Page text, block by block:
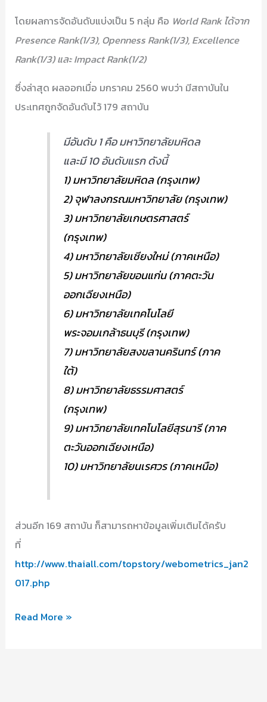
โดยผลการจัดอันดับแบ่งเป็น 5 กลุ่ม คือ World Rank ได้จาก
Presence Rank(1/3), Openness Rank(1/3), Excellence
Rank(1/3) และ Impact Rank(1/2)
ซึ่งล่าสุด ผลออกเมื่อ มกราคม 2560 พบว่า มีสถาบันใน
ประเทศถูกจัดอันดับไว้ 179 สถาบัน
มีอันดับ 1 คือ มหาวิทยาลัยมหิดล
และมี 10 อันดับแรก ดังนี้
1) มหาวิทยาลัยมหิดล (กรุงเทพ)
2) จุฬาลงกรณมหาวิทยาลัย (กรุงเทพ)
3) มหาวิทยาลัยเกษตรศาสตร์
(กรุงเทพ)
4) มหาวิทยาลัยเชียงใหม่ (ภาคเหนือ)
5) มหาวิทยาลัยขอนแก่น (ภาคตะวัน
ออกเฉียงเหนือ)
6) มหาวิทยาลัยเทคโนโลยี
พระจอมเกล้าธนบุรี (กรุงเทพ)
7) มหาวิทยาลัยสงขลานครินทร์ (ภาค
ใต้)
8) มหาวิทยาลัยธรรมศาสตร์
(กรุงเทพ)
9) มหาวิทยาลัยเทคโนโลยีสุรนารี (ภาค
ตะวันออกเฉียงเหนือ)
10) มหาวิทยาลัยนเรศวร (ภาคเหนือ)
ส่วนอีก 169 สถาบัน ก็สามารถหาข้อมูลเพิ่มเติมได้ครับ
ที่
http://www.thaiall.com/topstory/webometrics_jan2
017.php
จัด
Read More »